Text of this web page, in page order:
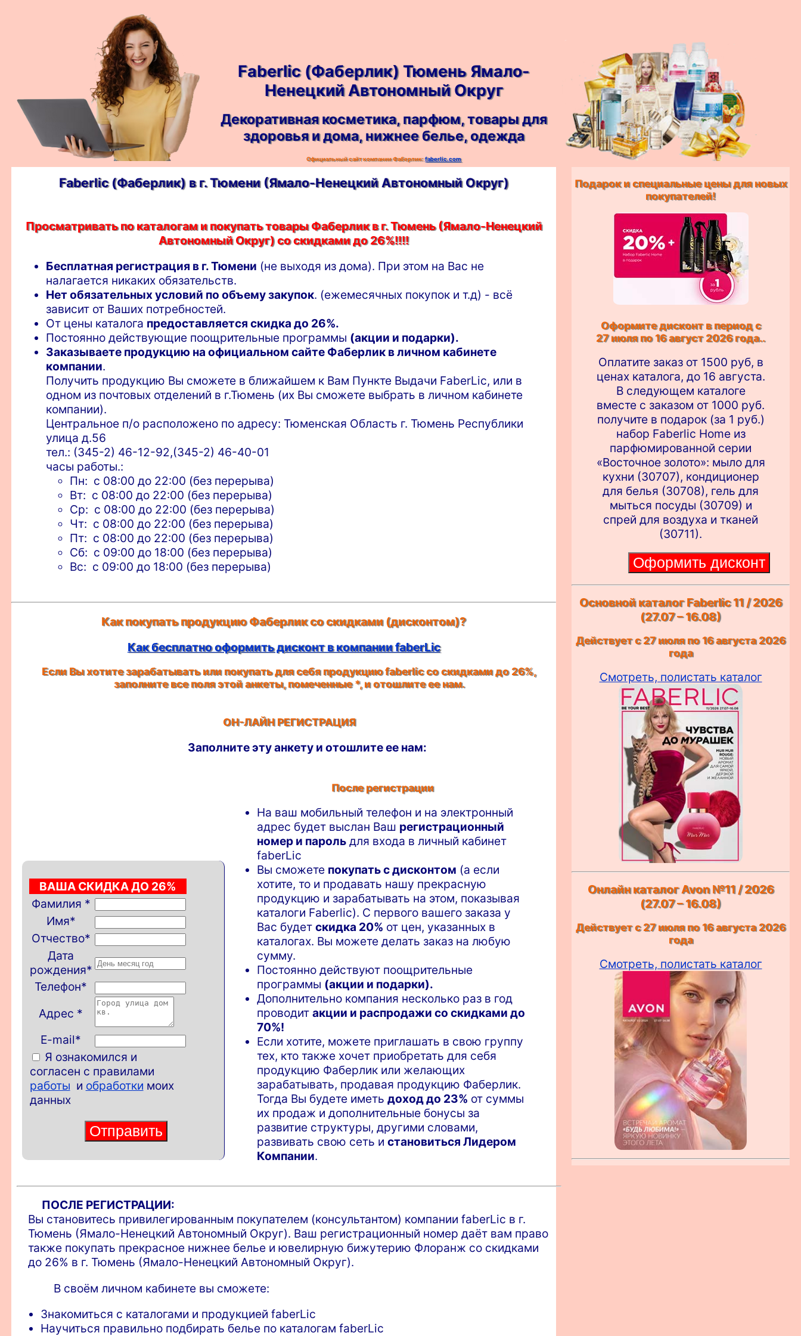
Faberlic (Фаберлик) Тюмень Ямало-
Ненецкий Автономный Округ
Декоративная косметика, парфюм, товары для
здоровья и дома, нижнее белье, одежда
Официальный сайт компании Фаберлик:faberlic.com
Faberlic (Фаберлик) в г. Тюмени (Ямало-Ненецкий Автономный Округ)
Просматривать по каталогам и покупать товары Фаберлик в г. Тюмень (Ямало-Ненецкий
Автономный Округ) со скидками до 26%!!!!
Бесплатная регистрация в г. Тюмени (не выходя из дома). При этом на Вас не
налагается никаких обязательств.
Нет обязательных условий по объему закупок. (ежемесячных покупок и т.д) - всё
зависит от Ваших потребностей.
От цены каталога предоставляется скидка до 26%.
Постоянно действующие поощрительные программы (акции и подарки).
Заказываете продукцию на официальном сайте Фаберлик в личном кабинете
компании.
Получить продукцию Вы сможете в ближайшем к Вам Пункте Выдачи FaberLic, или в
одном из почтовых отделений в г.Тюмень (их Вы сможете выбрать в личном кабинете
компании).
Центральное п/о расположено по адресу: Тюменская Область г. Тюмень Республики
улица д.56
тел.: (345-2) 46-12-92,(345-2) 46-40-01
часы работы.:
Пн: с 08:00 до 22:00 (без перерыва)
Вт: с 08:00 до 22:00 (без перерыва)
Ср: с 08:00 до 22:00 (без перерыва)
Чт: с 08:00 до 22:00 (без перерыва)
Пт: с 08:00 до 22:00 (без перерыва)
Сб: с 09:00 до 18:00 (без перерыва)
Вс: с 09:00 до 18:00 (без перерыва)
Как покупать продукцию Фаберлик со скидками (дисконтом)?
Как бесплатно оформить дисконт в компании faberLic
Если Вы хотите зарабатывать или покупать для себя продукцию faberlic со скидками до 26%,
заполните все поля этой анкеты, помеченные*, и отошлите ее нам.
ОН-ЛАЙН РЕГИСТРАЦИЯ
Заполните эту анкету и отошлите ее нам:
ВАША СКИДКА ДО 26%
Фамилия *
Имя*
Отчество*
Дата
рождения*
Телефон*
Адрес *
E-mail*
Я ознакомился и
согласен с правилами
работы и обработки моих
данных
После регистрации
На ваш мобильный телефон и на электронный
адрес будет выслан Ваш регистрационный
номер и парольдля входа в личный кабинет
faberLic
Вы сможете покупать с дисконтом (а если
хотите, то и продавать нашу прекрасную
продукцию и зарабатывать на этом, показывая
каталоги Faberlic). С первого вашего заказа у
Вас будет скидка 20% от цен, указанных в
каталогах. Вы можете делать заказ на любую
сумму.
Постоянно действуют поощрительные
программы (акции и подарки).
Дополнительно компания несколько раз в год
проводит акции и распродажи со скидками до
70%!
Если хотите, можете приглашать в свою группу
тех, кто также хочет приобретать для себя
продукцию Фаберлик или желающих
зарабатывать, продавая продукцию Фаберлик.
Тогда Вы будете иметь доход до 23% от суммы
их продаж и дополнительные бонусы за
развитие структуры, другими словами,
развивать свою сеть и становиться Лидером
Компании.
ПОСЛЕ РЕГИСТРАЦИИ:
Вы становитесь привилегированным покупателем (консультантом) компании faberLic в г.
Тюмень (Ямало-Ненецкий Автономный Округ). Ваш регистрационный номер даёт вам право
также покупать прекрасное нижнее белье и ювелирную бижутерию Флоранж со скидками
до 26% в г. Тюмень (Ямало-Ненецкий Автономный Округ).
В своём личном кабинете вы сможете:
Знакомиться с каталогами и продукцией faberLic
Научиться правильно подбирать белье по каталогам faberLic
Подарок и специальные цены для новых
покупателей!
Оформите дисконт в период с
27 июля по 16 август 2026 года..
Оплатите заказ от 1500 руб, в
ценах каталога, до 16 августа.
В следующем каталоге
вместе с заказом от 1000 руб.
получите в подарок (за 1 руб.)
набор Faberlic Home из
парфюмированной серии
«Восточное золото»: мыло для
кухни (30707), кондиционер
для белья (30708), гель для
мыться посуды (30709) и
спрей для воздуха и тканей
(30711).
Основной каталог Faberlic 11 / 2026
(27.07 – 16.08)
Действует с 27 июля по 16 августа 2026
года
Смотреть, полистать каталог
Онлайн каталог Avon №11 / 2026
(27.07 – 16.08)
Действует с 27 июля по 16 августа 2026
года
Смотреть, полистать каталог